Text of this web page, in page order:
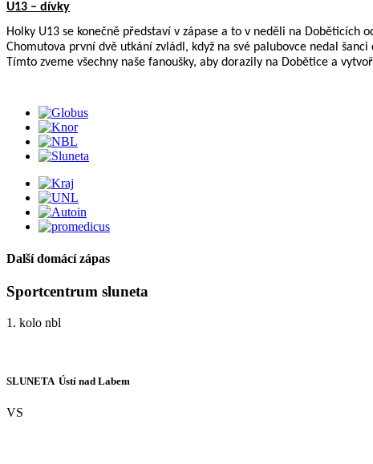
U13 – dívky
Holky U13 se konečně představí v zápase a to v neděli na Doběticích
Chomutova první dvě utkání zvládl, když na své palubovce nedal
Tímto zveme všechny naše fanoušky, aby dorazily na Dobětice a
Další domácí zápas
Sportcentrum sluneta
1. kolo nbl
SLUNETA  Ústí nad Labem
VS